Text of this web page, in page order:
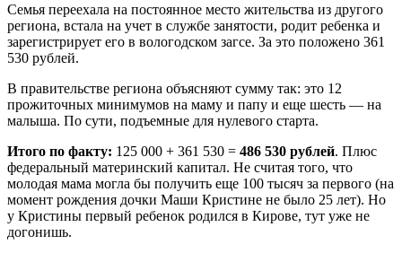
Семья переехала на постоянное место жительства из другого
региона, встала на учет в службе занятости, родит ребенка и
зарегистрирует его в вологодском загсе. За это положено 361
530 рублей.
В правительстве региона объясняют сумму так: это 12
прожиточных мини­мумов на маму и папу и еще шесть — на
малыша. По сути, подъемные для нуле­вого старта.
Итого по факту: 125 000 + 361 530 = 486 530 рублей. Плюс
федеральный материнский капитал. Не считая того, что
молодая мама могла бы получить еще 100 тысяч за первого (на
момент рож­дения дочки Маши Кристине не было 25 лет). Но
у Кристины первый ребенок родился в Кирове, тут уже не
догонишь.